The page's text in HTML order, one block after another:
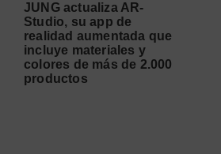
JUNG actualiza AR-
Studio, su app de
realidad aumentada que
incluye materiales y
colores de más de 2.000
productos